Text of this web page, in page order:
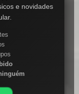
e novidades